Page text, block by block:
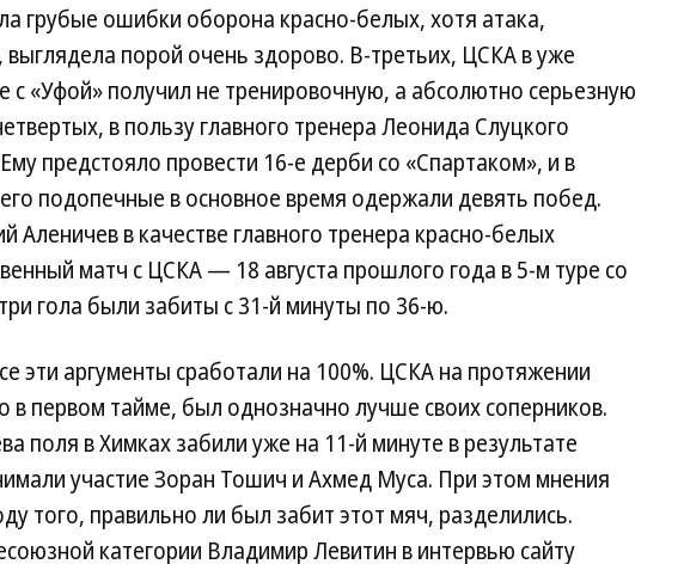
грубые ошибки оборона красно-белых, хотя атака,
выглядела порой очень здорово. В-третьих, ЦСКА в уже
«Уфой» получил не тренировочную, а абсолютно серьезную
в пользу главного тренера Леонида Слуцкого
предстояло провести 16-е дерби со «Спартаком», и в
подопечные в основное время одержали девять побед.
Аленичев в качестве главного тренера красно-белых
матч с ЦСКА — 18 августа прошлого года в 5-м туре со
гола были забиты с 31-й минуты по 36-ю.
эти аргументы сработали на 100%. ЦСКА на протяжении
в первом тайме, был однозначно лучше своих соперников.
поля в Химках забили уже на 11-й минуте в результате
участие Зоран Тошич и Ахмед Муса. При этом мнения
того, правильно ли был забит этот мяч, разделились.
категории Владимир Левитин в интервью сайту